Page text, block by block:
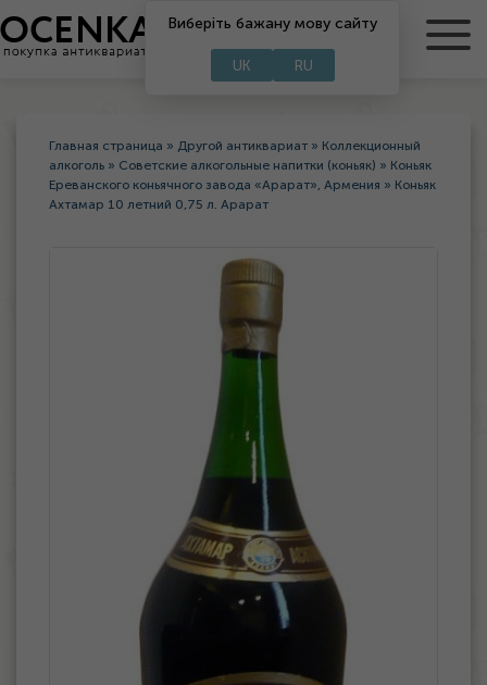
RU
Виберіть бажану мову сайту
UK RU
Главная страница » Другой антиквариат » Коллекционный
алкоголь » Советские алкогольные напитки (коньяк) » Коньяк
Ереванского коньячного завода «Арарат», Армения » Коньяк
Ахтамар 10 летний 0,75 л. Арарат